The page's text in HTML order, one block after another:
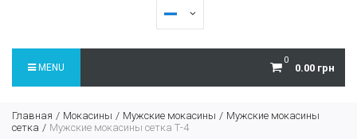
0
0.00 грн
MENU
Главная Мокасины Мужские мокасины
Мужские мокасины
сетка
Мужские мокасины сетка Т-4